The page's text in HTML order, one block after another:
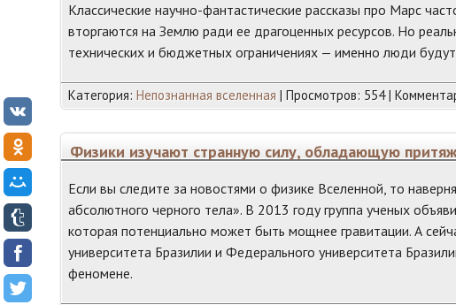
Классические научно-фантастические рассказы про Марс
вторгаются на Землю ради ее драгоценных ресурсов. Но
технических и бюджетных ограничениях — именно люди
Категория:Непознанная вселенная | Просмотров: 554 |
Физики изучают странную силу, обладающую
Если вы следите за новостями о физике Вселенной, то
абсолютного черного тела». В 2013 году группа ученых
которая потенциально может быть мощнее гравитации. А
университета Бразилии и Федерального университета
феномене.